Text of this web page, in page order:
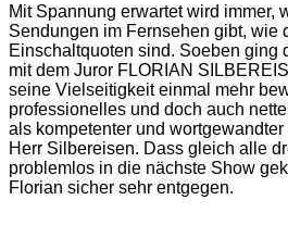
Mit Spannung erwartet wird immer,
Sendungen im Fernsehen gibt, wie
Einschaltquoten sind. Soeben ging
mit dem Juror FLORIAN
seine Vielseitigkeit einmal mehr
professionelles und doch auch
als kompetenter und
Herr Silbereisen. Dass gleich alle
problemlos in die nächste Show
Florian sicher sehr entgegen.